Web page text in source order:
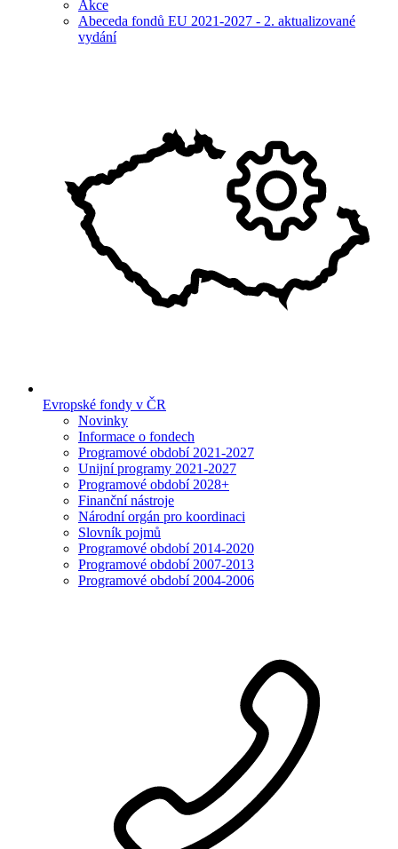
Akce
Abeceda fondů EU 2021-2027 - 2. aktualizované
vydání
Evropské fondy v ČR
Novinky
Informace o fondech
Programové období 2021-2027
Unijní programy 2021-2027
Programové období 2028+
Finanční nástroje
Národní orgán pro koordinaci
Slovník pojmů
Programové období 2014-2020
Programové období 2007-2013
Programové období 2004-2006